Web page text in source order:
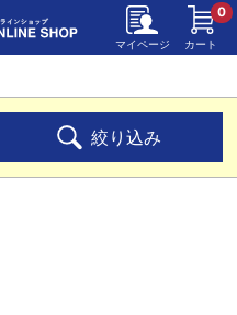
マイページ カート
0
絞り込み